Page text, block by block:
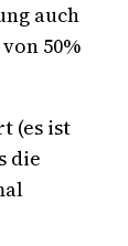
auch
50%
(es ist
die